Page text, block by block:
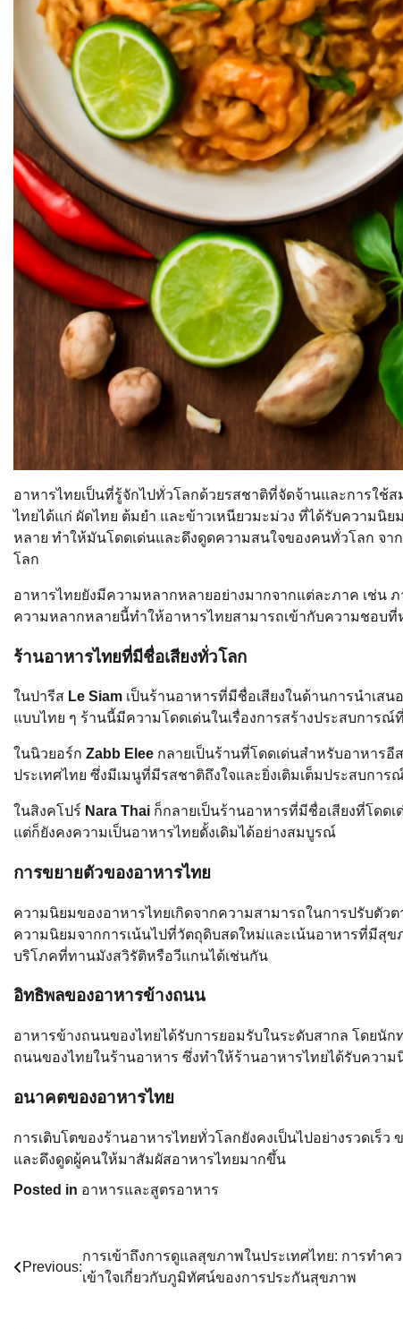
อาหารไทยเป็นที่รู้จักไปทั่วโลกด้วยรสชาติที่จัดจ้านและการ
ไทยได้แก่ ผัดไทย ต้มยำ และข้าวเหนียวมะม่วง ที่ได้รับความนิ
หลาย ทำให้มันโดดเด่นและดึงดูดความสนใจของคนทั่วโลก จ
โลก
อาหารไทยยังมีความหลากหลายอย่างมากจากแต่ละภาค เช่
ความหลากหลายนี้ทำให้อาหารไทยสามารถเข้ากับความชอบ
ร้านอาหารไทยที่มีชื่อเสียงทั่วโลก
ในปารีส Le Siam เป็นร้านอาหารที่มีชื่อเสียงในด้านการนำเส
แบบไทย ๆ ร้านนี้มีความโดดเด่นในเรื่องการสร้างประสบการ
ในนิวยอร์ก Zabb Elee กลายเป็นร้านที่โดดเด่นสำหรับอาหาร
ประเทศไทย ซึ่งมีเมนูที่มีรสชาติถึงใจและยิ่งเติมเต็มประสบกา
ในสิงคโปร์ Nara Thai ก็กลายเป็นร้านอาหารที่มีชื่อเสียงที่โดด
แต่ก็ยังคงความเป็นอาหารไทยดั้งเดิมได้อย่างสมบูรณ์
การขยายตัวของอาหารไทย
ความนิยมของอาหารไทยเกิดจากความสามารถในการปรับตัว
ความนิยมจากการเน้นไปที่วัตถุดิบสดใหม่และเน้นอาหารที่มีสุ
บริโภคที่ทานมังสวิรัติหรือวีแกนได้เช่นกัน
อิทธิพลของอาหารข้างถนน
อาหารข้างถนนของไทยได้รับการยอมรับในระดับสากล โดยนัก
ถนนของไทยในร้านอาหาร ซึ่งทำให้ร้านอาหารไทยได้รับควา
อนาคตของอาหารไทย
การเติบโตของร้านอาหารไทยทั่วโลกยังคงเป็นไปอย่างรวดเ
และดึงดูดผู้คนให้มาสัมผัสอาหารไทยมากขึ้น
Posted in อาหารและสูตรอาหาร
Post
Previous:
การเข้าถึงการดูแลสุขภาพในประเทศไทย: การทำค
เข้าใจเกี่ยวกับภูมิทัศน์ของการประกันสุขภาพ